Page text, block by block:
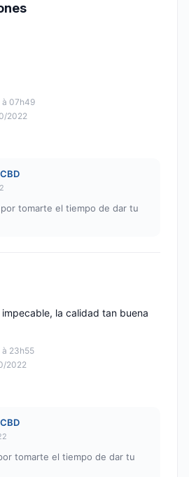
à 07h49
2022
por tomarte el tiempo de dar tu
à 23h55
2022
la calidad tan buena
tomarte el tiempo de dar tu